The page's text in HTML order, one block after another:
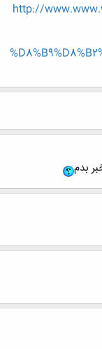
http://